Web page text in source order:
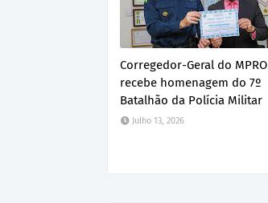
Corregedor-Geral do MPRO
recebe homenagem do 7º
Batalhão da Polícia Militar
Julho 13, 2026